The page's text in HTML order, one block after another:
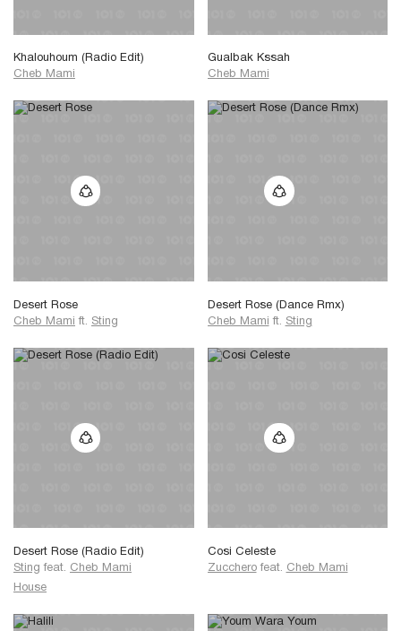
Khalouhoum (Radio Edit)
Cheb Mami
Gualbak Kssah
Cheb Mami
Desert Rose
Cheb Mami ft. Sting
Desert Rose (Dance Rmx)
Cheb Mami ft. Sting
Desert Rose (Radio Edit)
Sting feat. Cheb Mami
House
Cosi Celeste
Zucchero feat. Cheb Mami